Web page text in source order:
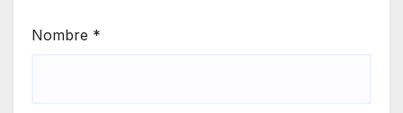
Nombre *